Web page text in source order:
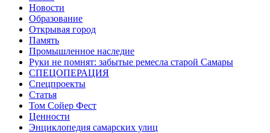
Новости
Образование
Открывая город
Память
Промышленное наследие
Руки не помнят: забытые ремесла старой Самары
СПЕЦОПЕРАЦИЯ
Спецпроекты
Статья
Том Сойер Фест
Ценности
Энциклопедия самарских улиц